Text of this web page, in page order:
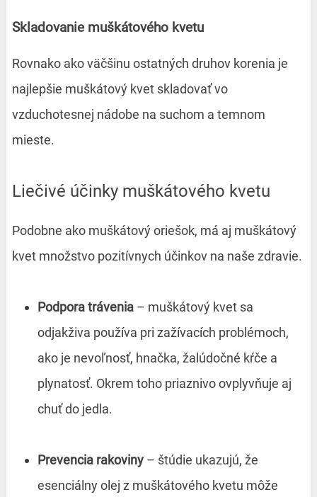
Skladovanie muškátového kvetu
Rovnako ako väčšinu ostatných druhov korenia je
najlepšie muškátový kvet skladovať vo
vzduchotesnej nádobe na suchom a temnom
mieste.
Liečivé účinky muškátového kvetu
Podobne ako muškátový oriešok, má aj muškátový
kvet množstvo pozitívnych účinkov na naše zdravie.
Podpora trávenia– muškátový kvet sa
odjakživa používa pri zažívacích problémoch,
ako je nevoľnosť, hnačka, žalúdočné kŕče a
plynatosť. Okrem toho priaznivo ovplyvňuje aj
chuť do jedla.
Prevencia rakoviny– štúdie ukazujú, že
esenciálny olej z muškátového kvetu môže